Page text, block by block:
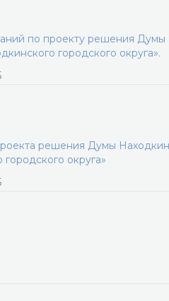
по проекту решения Думы
городского округа».
решения Думы
округа»